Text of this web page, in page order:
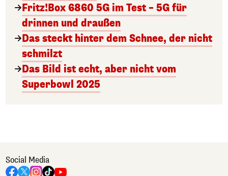
Fritz!Box 6860 5G im Test – 5G für
drinnen und draußen
Das steckt hinter dem Schnee, der nicht
schmilzt
Das Bild ist echt, aber nicht vom
Superbowl 2025
Social Media